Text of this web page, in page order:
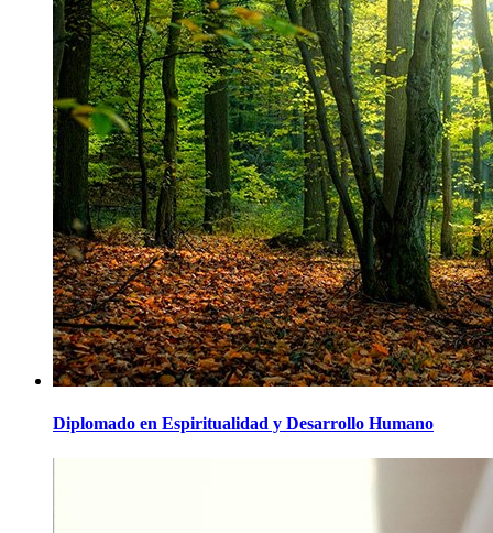
Diplomado en Espiritualidad y Desarrollo Humano